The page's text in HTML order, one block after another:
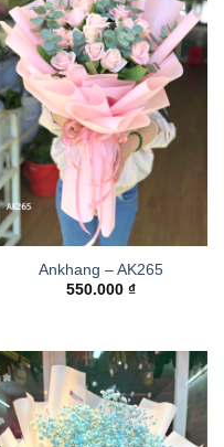
Ankhang – AK265
550.000 ₫